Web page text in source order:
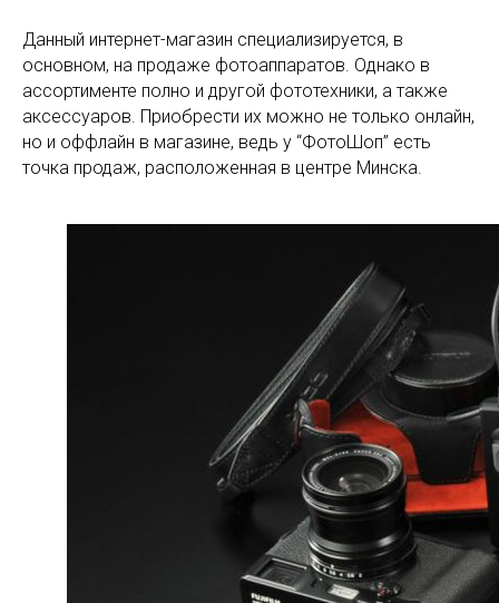
Данный интернет-магазин специализируется, в
основном, на продаже фотоаппаратов. Однако в
ассортименте полно и другой фототехники, а также
аксессуаров. Приобрести их можно не только онлайн,
но и оффлайн в магазине, ведь у “ФотоШоп” есть
точка продаж, расположенная в центре Минска.